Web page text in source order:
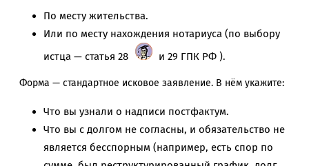
По месту жительства.
Или по месту нахождения нотариуса (по выбору
истца — статья 28
и 29 ГПК РФ ).
Форма — стандартное исковое заявление. В нём укажите:
Что вы узнали о надписи постфактум.
Что вы с долгом не согласны, и обязательство не
является бесспорным (например, есть спор по